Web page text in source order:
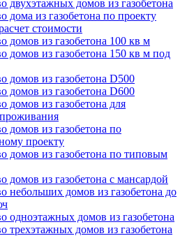
двухэтажных домов из газобетона
дома из газобетона по проекту
стоимости
домов из газобетона 100 кв м
домов из газобетона 150 кв м под
домов из газобетона D500
домов из газобетона D600
домов из газобетона для
домов из газобетона по
проекту
домов из газобетона по типовым
домов из газобетона с мансардой
небольших домов из газобетона до
одноэтажных домов из газобетона
трехэтажных домов из газобетона